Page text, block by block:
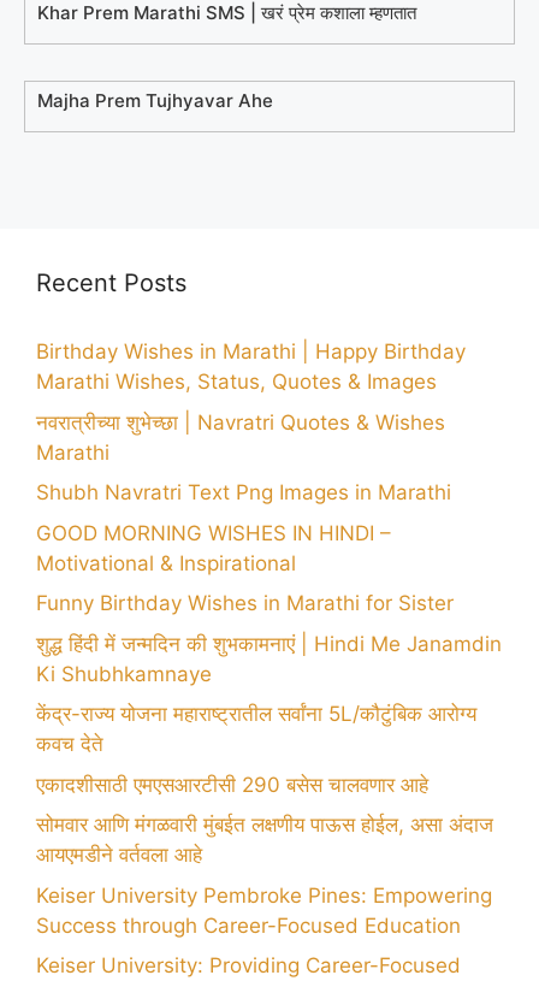
Khar Prem Marathi SMS | खरं प्रेम कशाला म्हणतात
Majha Prem Tujhyavar Ahe
Recent Posts
Birthday Wishes in Marathi | Happy Birthday
Marathi Wishes, Status, Quotes & Images
नवरात्रीच्या शुभेच्छा | Navratri Quotes & Wishes
Marathi
Shubh Navratri Text Png Images in Marathi
GOOD MORNING WISHES IN HINDI –
Motivational & Inspirational
Funny Birthday Wishes in Marathi for Sister
शुद्ध हिंदी में जन्मदिन की शुभकामनाएं | Hindi Me Janamdin
Ki Shubhkamnaye
केंद्र-राज्य योजना महाराष्ट्रातील सर्वांना 5L/कौटुंबिक आरोग्य
कवच देते
एकादशीसाठी एमएसआरटीसी 290 बसेस चालवणार आहे
सोमवार आणि मंगळवारी मुंबईत लक्षणीय पाऊस होईल, असा अंदाज
आयएमडीने वर्तवला आहे
Keiser University Pembroke Pines: Empowering
Success through Career-Focused Education
Keiser University: Providing Career-Focused